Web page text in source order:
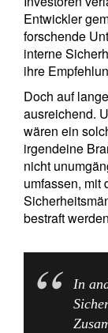
Entwickler
forschende
interne
ihre
Doch auf
ausreichend.
wären ein
irgendeine
nicht
umfassen, mit
bestraft
In